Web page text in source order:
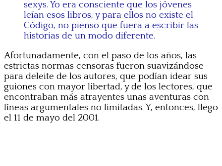
sexys. Yo era consciente que los jóvenes
leían esos libros, y para ellos no existe el
Código, no pienso que fuera a escribir las
historias de un modo diferente.
Afortunadamente, con el paso de los años, las
estrictas normas censoras fueron suavizándose
para deleite de los autores, que podían idear sus
guiones con mayor libertad, y de los lectores, que
encontraban más atrayentes unas aventuras con
líneas argumentales no limitadas. Y, entonces, llego
el 11 de mayo del 2001.